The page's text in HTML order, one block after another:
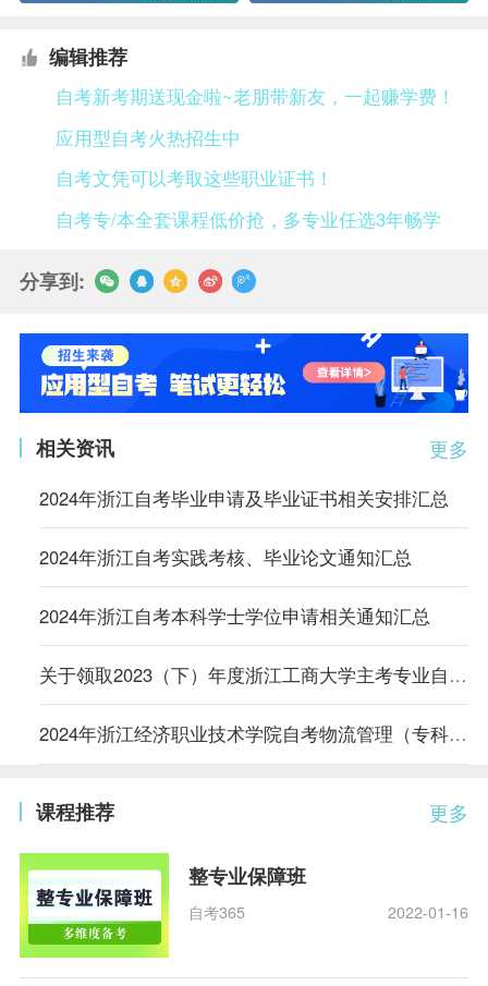
编辑推荐
自考新考期送现金啦~老朋带新友，一起赚学费！
应用型自考火热招生中
自考文凭可以考取这些职业证书！
自考专/本全套课程低价抢，多专业任选3年畅学
分享到:
更多
相关资讯
2024年浙江自考毕业申请及毕业证书相关安排汇总
2024年浙江自考实践考核、毕业论文通知汇总
2024年浙江自考本科学士学位申请相关通知汇总
关于领取2023（下）年度浙江工商大学主考专业自考学位证书的通知
2024年浙江经济职业技术学院自考物流管理（专科）专业实践环节考核通知
更多
课程推荐
整专业保障班
自考365 2022-01-16